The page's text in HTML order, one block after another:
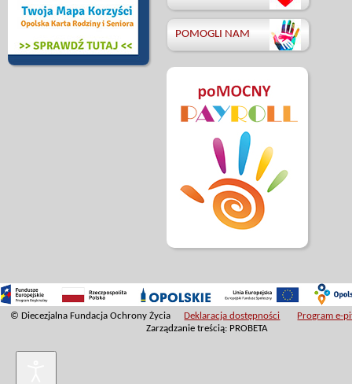
POMOGLI NAM
© Diecezjalna Fundacja Ochrony Życia Deklaracja dostępności
Program e-
Zarządzanie treścią: PROBETA